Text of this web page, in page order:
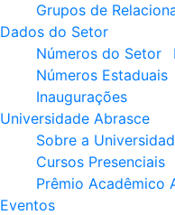
Grupos de
Dados do Setor
Números do Setor
Números Estaduais
Inaugurações
Universidade Abrasce
Sobre a
Cursos Presenciais
Prêmio Acadêmico
Eventos